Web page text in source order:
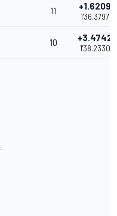
11 +1.6209
1'36.3797
10 +3.4742
1'38.2330